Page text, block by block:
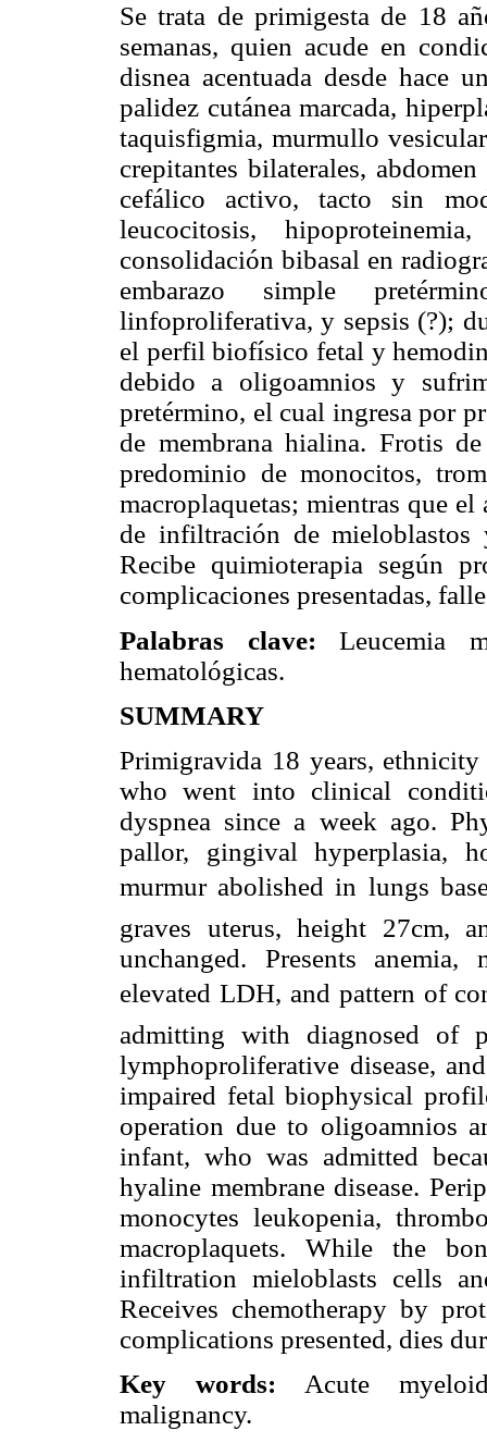
Se trata de primigesta de 18
semanas, quien acude en
disnea acentuada desde hace
palidez cutánea marcada,
taquisfigmia, murmullo
crepitantes bilaterales,
cefálico activo, tacto sin
leucocitosis,
consolidación bibasal en
embarazo simple
linfoproliferativa, y sepsis (?);
el perfil biofísico fetal y
debido a oligoamnios y
pretérmino, el cual ingresa por
de membrana hialina. Frotis
predominio de monocitos,
macroplaquetas; mientras que
de infiltración de
Recibe quimioterapia según
complicaciones presentadas,
Palabras clave:Leucemia
hematológicas.
SUMMARY
Primigravida 18 years,
who went into clinical
dyspnea since a week ago.
pallor, gingival hyperplasia,
murmur abolished in lungs
graves uterus, height 27cm,
unchanged. Presents anemia,
elevated LDH, and pattern of
admitting with diagnosed of
lymphoproliferative disease,
impaired fetal biophysical
operation due to oligoamnios
infant, who was admitted
hyaline membrane disease.
monocytes leukopenia,
macroplaquets. While the
infiltration mieloblasts cells
Receives chemotherapy by
complications presented, dies
Key words: Acute
malignancy.